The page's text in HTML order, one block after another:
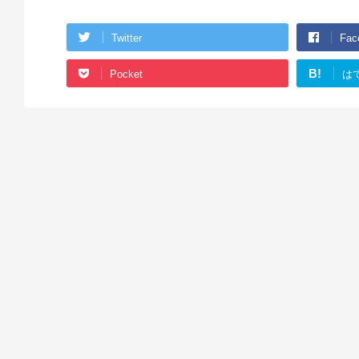
Twitter
Pocket B! は